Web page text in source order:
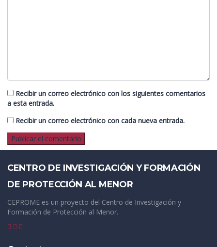
Recibir un correo electrónico con los siguientes comentarios
a esta entrada.
Recibir un correo electrónico con cada nueva entrada.
CENTRO DE INVESTIGACIÓN Y FORMACIÓN
DE PROTECCIÓN AL MENOR
CEPROME es un proyecto del Centro de Investigación y
Formación de Protección al Menor.